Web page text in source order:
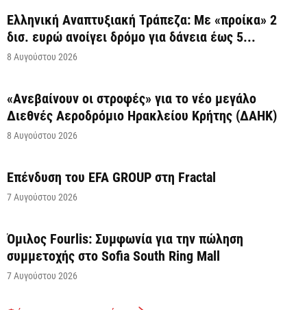
Ελληνική Αναπτυξιακή Τράπεζα: Με «προίκα» 2
δισ. ευρώ ανοίγει δρόμο για δάνεια έως 5...
8 Αυγούστου 2026
«Ανεβαίνουν οι στροφές» για το νέο μεγάλο
Διεθνές Αεροδρόμιο Ηρακλείου Κρήτης (ΔΑΗΚ)
8 Αυγούστου 2026
Επένδυση του EFA GROUP στη Fractal
7 Αυγούστου 2026
Όμιλος Fourlis: Συμφωνία για την πώληση
συμμετοχής στο Sofia South Ring Mall
7 Αυγούστου 2026